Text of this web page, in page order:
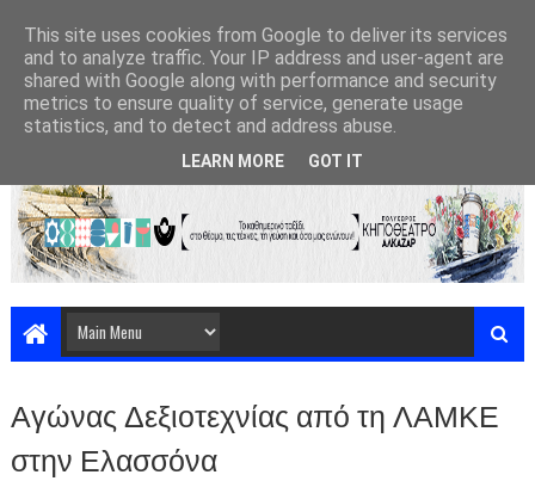
Αγώνας Δεξιοτεχνίας από τη ΛΑΜΚΕ
στην Ελασσόνα
This site uses cookies from Google to deliver its services
and to analyze traffic. Your IP address and user-agent are
shared with Google along with performance and security
metrics to ensure quality of service, generate usage
statistics, and to detect and address abuse.
LEARN MORE GOT IT